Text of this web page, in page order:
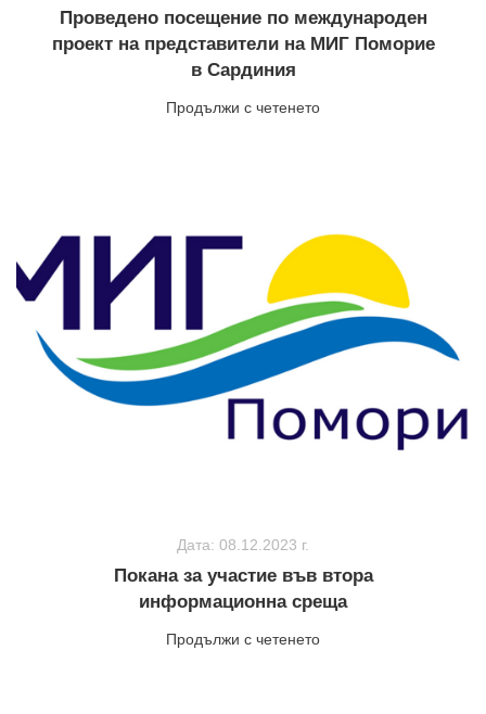
Проведено посещение по международен
проект на представители на МИГ Поморие
в Сардиния
Продължи с четенето
Дата: 08.12.2023 г.
Покана за участие във втора
информационна среща
Продължи с четенето